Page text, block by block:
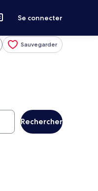
Se connecter
Sauvegarder
Rechercher